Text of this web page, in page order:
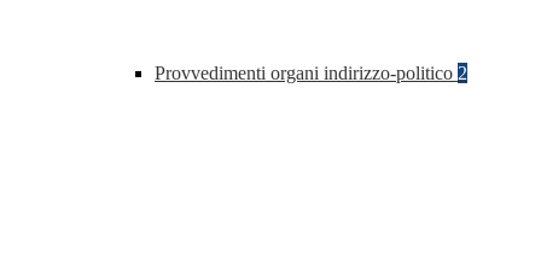
Provvedimenti organi indirizzo-politico 2